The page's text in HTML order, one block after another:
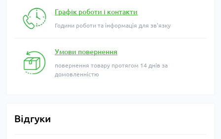
Графік роботи і контакти
Години роботи та інформація для зв'язку
Умови повернення
повернення товару протягом 14 днів за
домовленністю
Відгуки